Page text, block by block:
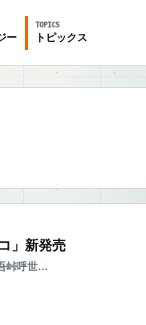
ー
TOPICS
トピックス
」新発売
峠呼世…